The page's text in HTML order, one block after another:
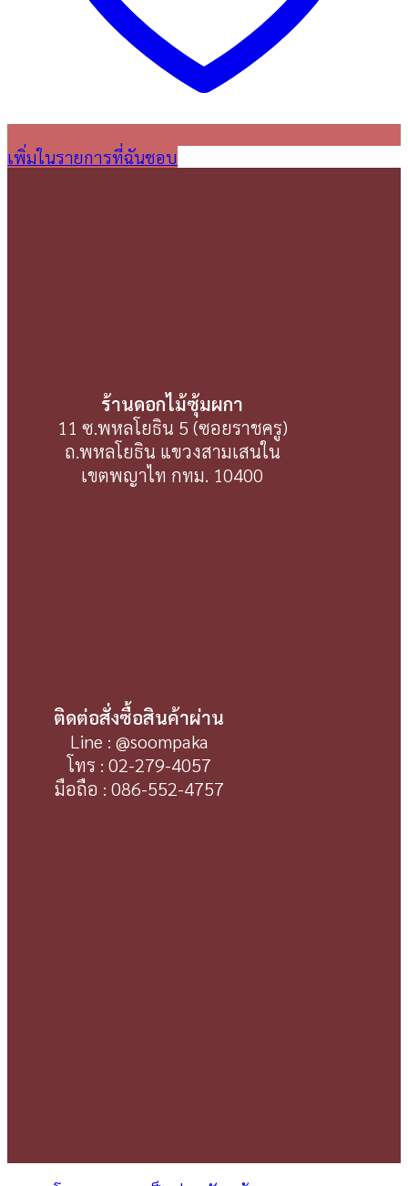
เพิ่มในรายการที่ฉันชอบ
ร้านดอกไม้ซุ้มผกา
11 ซ.พหลโยธิน 5 (ซอยราชครู)
ถ.พหลโยธิน แขวงสามเสนใน
เขตพญาไท กทม. 10400
ติดต่อสั่งซื้อสินค้าผ่าน
Line : @soompaka
โทร : 02-279-4057
มือถือ : 086-552-4757